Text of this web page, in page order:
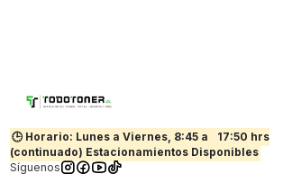
🕒 Horario: Lunes a Viernes, 8:45 a
17:50 hrs
(continuado) Estacionamientos Disponibles
Síguenos